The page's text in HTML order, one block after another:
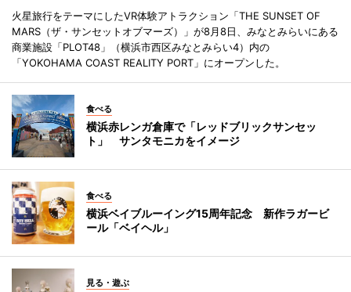
火星旅行をテーマにしたVR体験アトラクション「THE SUNSET OF
MARS（ザ・サンセットオブマーズ）」が8月8日、みなとみらいにある
商業施設「PLOT48」（横浜市西区みなとみらい4）内の
「YOKOHAMA COAST REALITY PORT」にオープンした。
食べる
横浜赤レンガ倉庫で「レッドブリックサンセッ
ト」 サンタモニカをイメージ
食べる
横浜ベイブルーイング15周年記念 新作ラガービ
ール「ベイヘル」
見る・遊ぶ